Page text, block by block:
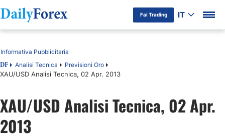
Fai Trading IT
Indice
DF Analisi Tecnica Previsioni Oro
XAU/USD Analisi Tecnica, 02 Apr. 2013
Informativa Pubblicitaria
XAU/USD Analisi Tecnica, 02 Apr.
2013